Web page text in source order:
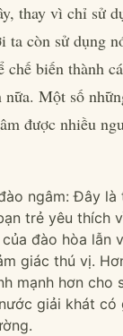
thay vì chỉ sử
ta còn sử dụng
chế biến thành
Một số
được nhiều
ngâm: Đây là
trẻ yêu thích
đào hòa lẫn
giác thú vị.
mạnh hơn cho
giải khát có